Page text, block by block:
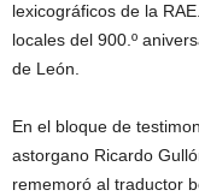
lexicográficos de la
locales del 900.º
de León.
En el bloque de
astorgano Ricardo
rememoró al traductor